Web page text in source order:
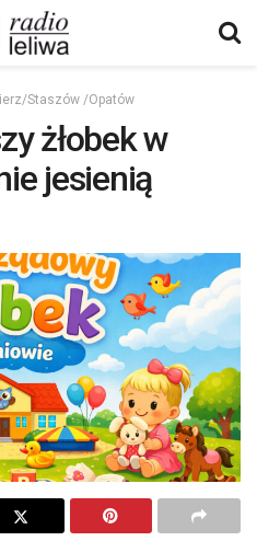
Staszów /Opatów
żłobek w
jesienią